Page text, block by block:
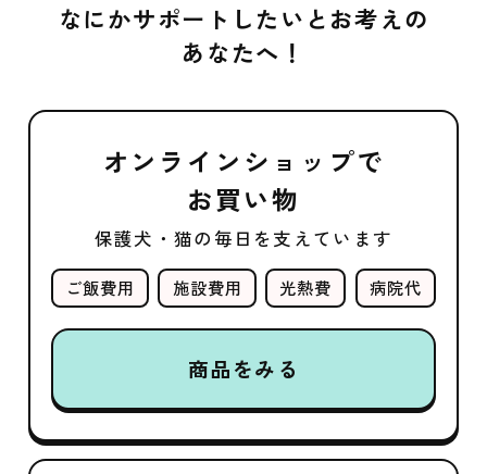
なにかサポートしたいとお考えの
あなたへ！
オンラインショップで
お買い物
保護犬・猫の毎日を支えています
ご飯費用 施設費用 光熱費 病院代
商品をみる